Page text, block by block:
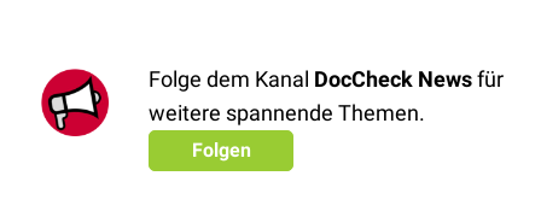
Folge dem Kanal DocCheck Newsfür
weitere spannende Themen.
Folgen